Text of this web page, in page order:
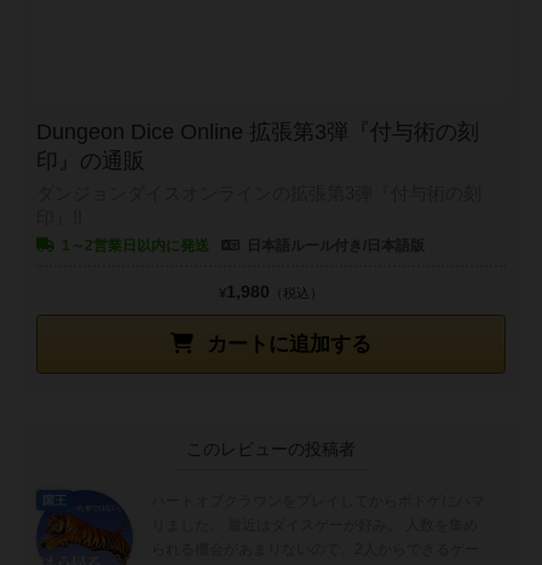
Dungeon Dice Online 拡張第3弾『付与術の刻
印』の通販
1～2営業日以内に発送
カートに追加する
¥1,980 （税込）
このレビューの投稿者
国王